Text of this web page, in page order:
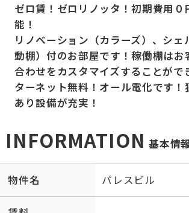
ゼロ賃！ゼロリノッタ！初期費用０
能！
リノベーション（カラーズ）、シェ
動棚）付のお部屋です！稼働棚はお
合わせをカスタマイズすることがで
ターネット無料！オール電化です！
あり設備が充実！
INFORMATION 基本情
物件名 パレスビル